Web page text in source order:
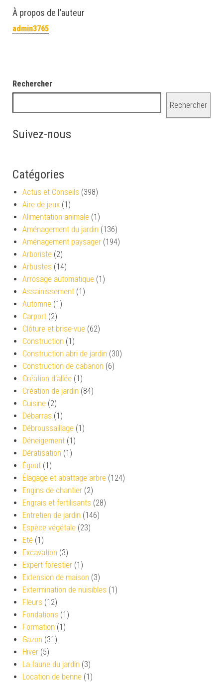
À propos de l’auteur
admin3765
Rechercher
Rechercher
Suivez-nous
Catégories
Actus et Conseils (398)
Aire de jeux (1)
Alimentation animale (1)
Aménagement du jardin (136)
Aménagement paysager (194)
Arboriste (2)
Arbustes (14)
Arrosage automatique (1)
Assainissement (1)
Automne (1)
Carport (2)
Clôture et brise-vue (62)
Construction (1)
Construction abri de jardin (30)
Construction de cabanon (6)
Création d’allée (1)
Création de jardin (84)
Cuisine (2)
Débarras (1)
Débroussaillage (1)
Déneigement (1)
Dératisation (1)
Égout (1)
Élagage et abattage arbre (124)
Engins de chantier (2)
Engrais et fertilisants (28)
Entretien de jardin (146)
Espèce végétale (23)
Eté (1)
Excavation (3)
Expert forestier (1)
Extension de maison (3)
Extermination de nuisibles (1)
Fleurs (12)
Fondations (1)
Formation (1)
Gazon (31)
Hiver (5)
La faune du jardin (3)
Location de benne (1)